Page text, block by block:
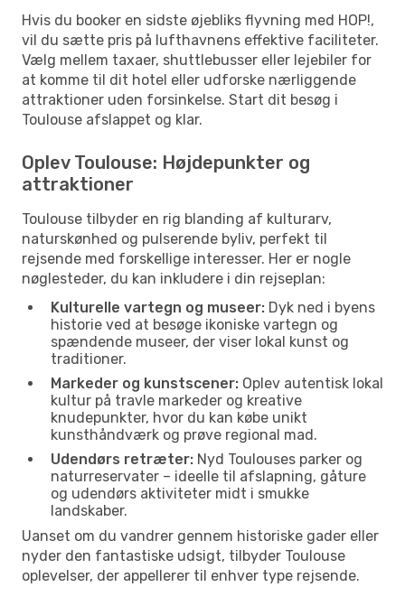
Hvis du booker en sidste øjebliks flyvning med HOP!,
vil du sætte pris på lufthavnens effektive faciliteter.
Vælg mellem taxaer, shuttlebusser eller lejebiler for
at komme til dit hotel eller udforske nærliggende
attraktioner uden forsinkelse. Start dit besøg i
Toulouse afslappet og klar.
Oplev Toulouse: Højdepunkter og
attraktioner
Toulouse tilbyder en rig blanding af kulturarv,
naturskønhed og pulserende byliv, perfekt til
rejsende med forskellige interesser. Her er nogle
nøglesteder, du kan inkludere i din rejseplan:
Kulturelle vartegn og museer: Dyk ned i byens
historie ved at besøge ikoniske vartegn og
spændende museer, der viser lokal kunst og
traditioner.
Markeder og kunstscener: Oplev autentisk lokal
kultur på travle markeder og kreative
knudepunkter, hvor du kan købe unikt
kunsthåndværk og prøve regional mad.
Udendørs retræter: Nyd Toulouses parker og
naturreservater – ideelle til afslapning, gåture
og udendørs aktiviteter midt i smukke
landskaber.
Uanset om du vandrer gennem historiske gader eller
nyder den fantastiske udsigt, tilbyder Toulouse
oplevelser, der appellerer til enhver type rejsende.